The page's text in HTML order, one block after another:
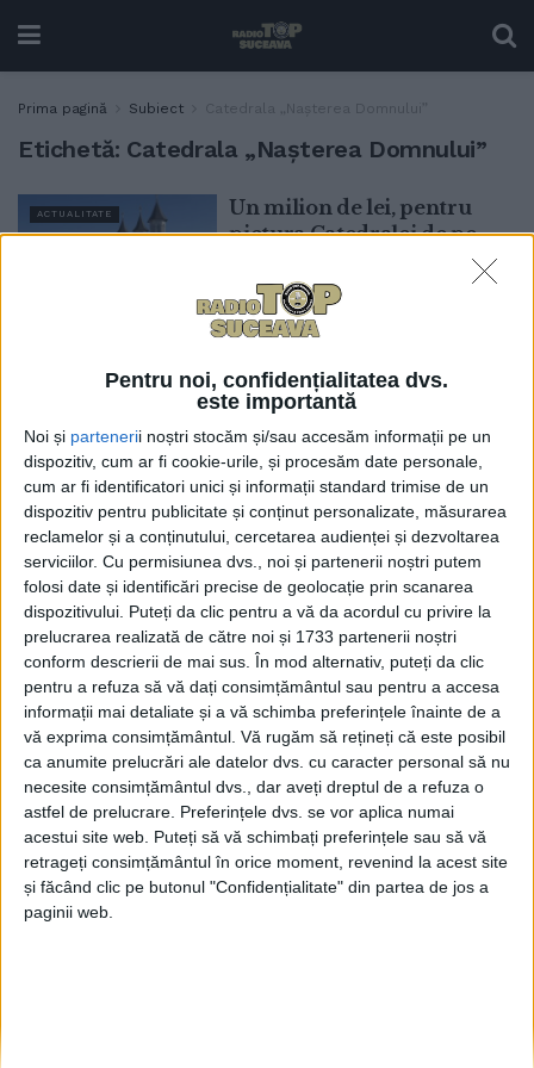
Pentru noi, confidențialitatea dvs.
este importantă
Noi și partenerii noștri stocăm și/sau accesăm informații pe un
dispozitiv, cum ar fi cookie-urile, și procesăm date personale,
cum ar fi identificatori unici și informații standard trimise de un
dispozitiv pentru publicitate și conținut personalizate, măsurarea
reclamelor și a conținutului, cercetarea audienței și dezvoltarea
serviciilor. Cu permisiunea dvs., noi și partenerii noștri putem
folosi date și identificări precise de geolocație prin scanarea
dispozitivului. Puteți da clic pentru a vă da acordul cu privire la
prelucrarea realizată de către noi și 1733 partenerii noștri
conform descrierii de mai sus. În mod alternativ, puteți da clic
pentru a refuza să vă dați consimțământul sau pentru a accesa
informații mai detaliate și a vă schimba preferințele înainte de a
vă exprima consimțământul. Vă rugăm să rețineți că este posibil
ca anumite prelucrări ale datelor dvs. cu caracter personal să nu
necesite consimțământul dvs., dar aveți dreptul de a refuza o
astfel de prelucrare. Preferințele dvs. se vor aplica numai
acestui site web. Puteți să vă schimbați preferințele sau să vă
retrageți consimțământul în orice moment, revenind la acest site
și făcând clic pe butonul "Confidențialitate" din partea de jos a
paginii web.
Prima pagină Subiect Catedrala „Nașterea Domnului”
Etichetă: Catedrala „Nașterea Domnului”
ACTUALITATE
Un milion de lei, pentru
pictura Catedralei de pe
continuarea lucrărilor la
centrul social
Hramul Catedralei Nașterea
Domnului, în prima zi de
Crăciun. Municipalitatea
suceveană sprijină financiar
lăcașul de cult, inclusiv
pentru pictarea acestuia,
care se desfășoară și în
prezent
26 DECEMBRIE, 2023
ACTUALITATE
Arhitectul Catedralei
”Nașterea Domnului” din
Suceava: Catedrala va
spune singură dacă e sau nu
făcută pentru noi, adică să
ne acopere în timp
pretențiile estetice
11 IULIE, 2022
ADMINISTRAȚIE
Municipalitatea, 500.000